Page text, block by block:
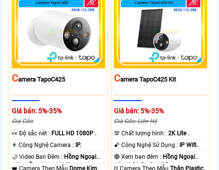
CAmera TapoC425
Giá bán: 5%-35%
Giá Gốc:
️👀 Độ sắc nét : FULL HD 1080P .
⚜️ Công Nghệ Camera :
IP.
🌙 Video Ban Đêm : Hồng Ngoại
10m Hồng Ngoại SMD.
CAmera TapoC425 Kit
Giá bán: 5%-35%
Giá Gốc: Liên Hệ
💯 Chất lượng hình :2K Lite .
🌠 Công Nghệ Sử Dụng :
IP Wifi.
🔴 Xem ban đêm : Hồng Ngoại
15m Có Màu Ban Ðêm.